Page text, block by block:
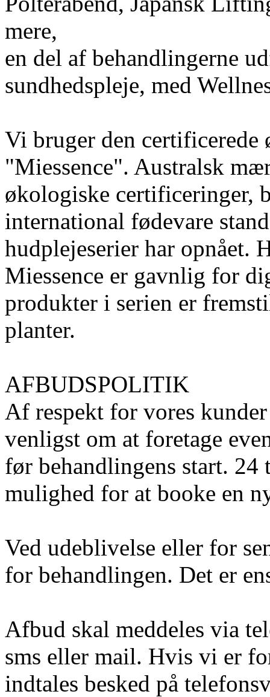
mere,
en del af behandlingerne
sundhedspleje, med
Vi bruger den certificerede
"Miessence". Australsk
økologiske certificeringer,
international fødevare
hudplejeserier har opnået.
Miessence er gavnlig for
produkter i serien er
planter.
AFBUDSPOLITIK
Af respekt for vores
venligst om at foretage
før behandlingens start.
mulighed for at booke en
Ved udeblivelse eller for
for behandlingen. Det er
Afbud skal meddeles via
sms eller mail. Hvis vi er
indtales besked på